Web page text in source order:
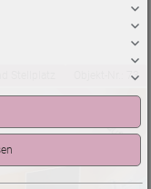
Stellplatz Objekt-Nr.: 73
verkauft